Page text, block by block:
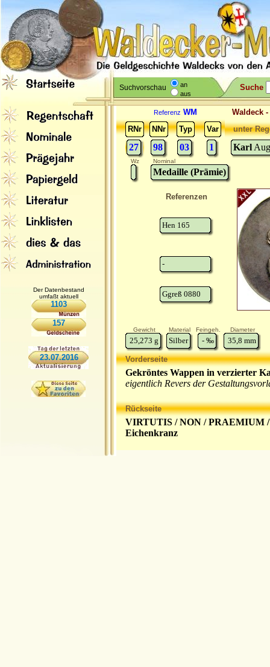
Suchvorschau
an
aus
Suche
Der Datenbestand
umfaßt aktuell
1103
157
23.07.2016
Referenz WM
RNr
NNr Typ Var
27 98 03 1
unter
Karl
Wz Nominal
Medaille (Prämie)
Referenzen
Hen 165
-
Ggreß 0880
Gewicht Material Feingeh. Diameter
25,273 g Silber - ‰ 35,8 mm
Vorderseite
Gekröntes Wappen in verzierter
eigentlich Revers der
Rückseite
VIRTUTIS / NON / PRAEMIUM
Eichenkranz